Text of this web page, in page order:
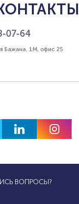
07-64
Бажана, 1М, офис 25
ВОПРОСЫ?